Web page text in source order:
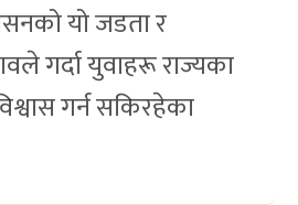
यो जडता र
गर्दा युवाहरू राज्यका
गर्न सकिरहेका